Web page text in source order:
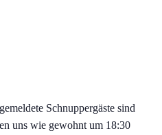
Schnuppergäste sind
uns wie gewohnt um 18:30